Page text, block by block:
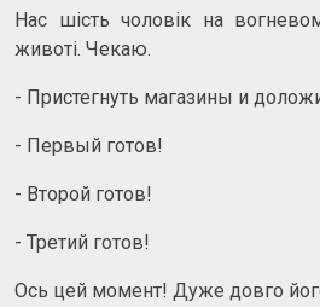
Нас шість чоловік на
животі. Чекаю.
- Пристегнуть магазины и
- Первый готов!
- Второй готов!
- Третий готов!
Ось цей момент! Дуже довго